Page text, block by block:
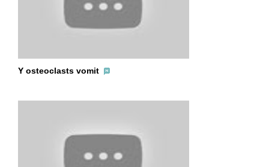
Y osteoclasts vomit